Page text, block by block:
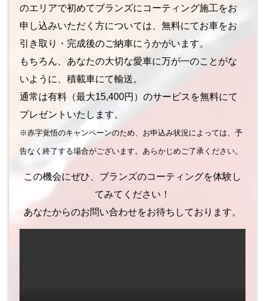
のエリアで初めてブランズにコーティング施工をお
申し込みいただく方については、無料にてお車をお
引き取り・完成後のご納車にうかがいます。
もちろん、あなたの大切な愛車に万が一のことがな
いように、積載車にて輸送。
通常は有料（最大15,400円）のサービスを無料にて
プレゼントいたします。
※赤字覚悟のキャンペーンのため、お申込み状況によっては、予
告なく終了する場合がございます。あらかじめご了承ください。
この機会にぜひ、ブランズのコーティングを体験し
てみてください！
あなたからのお問い合わせをお待ちしております。